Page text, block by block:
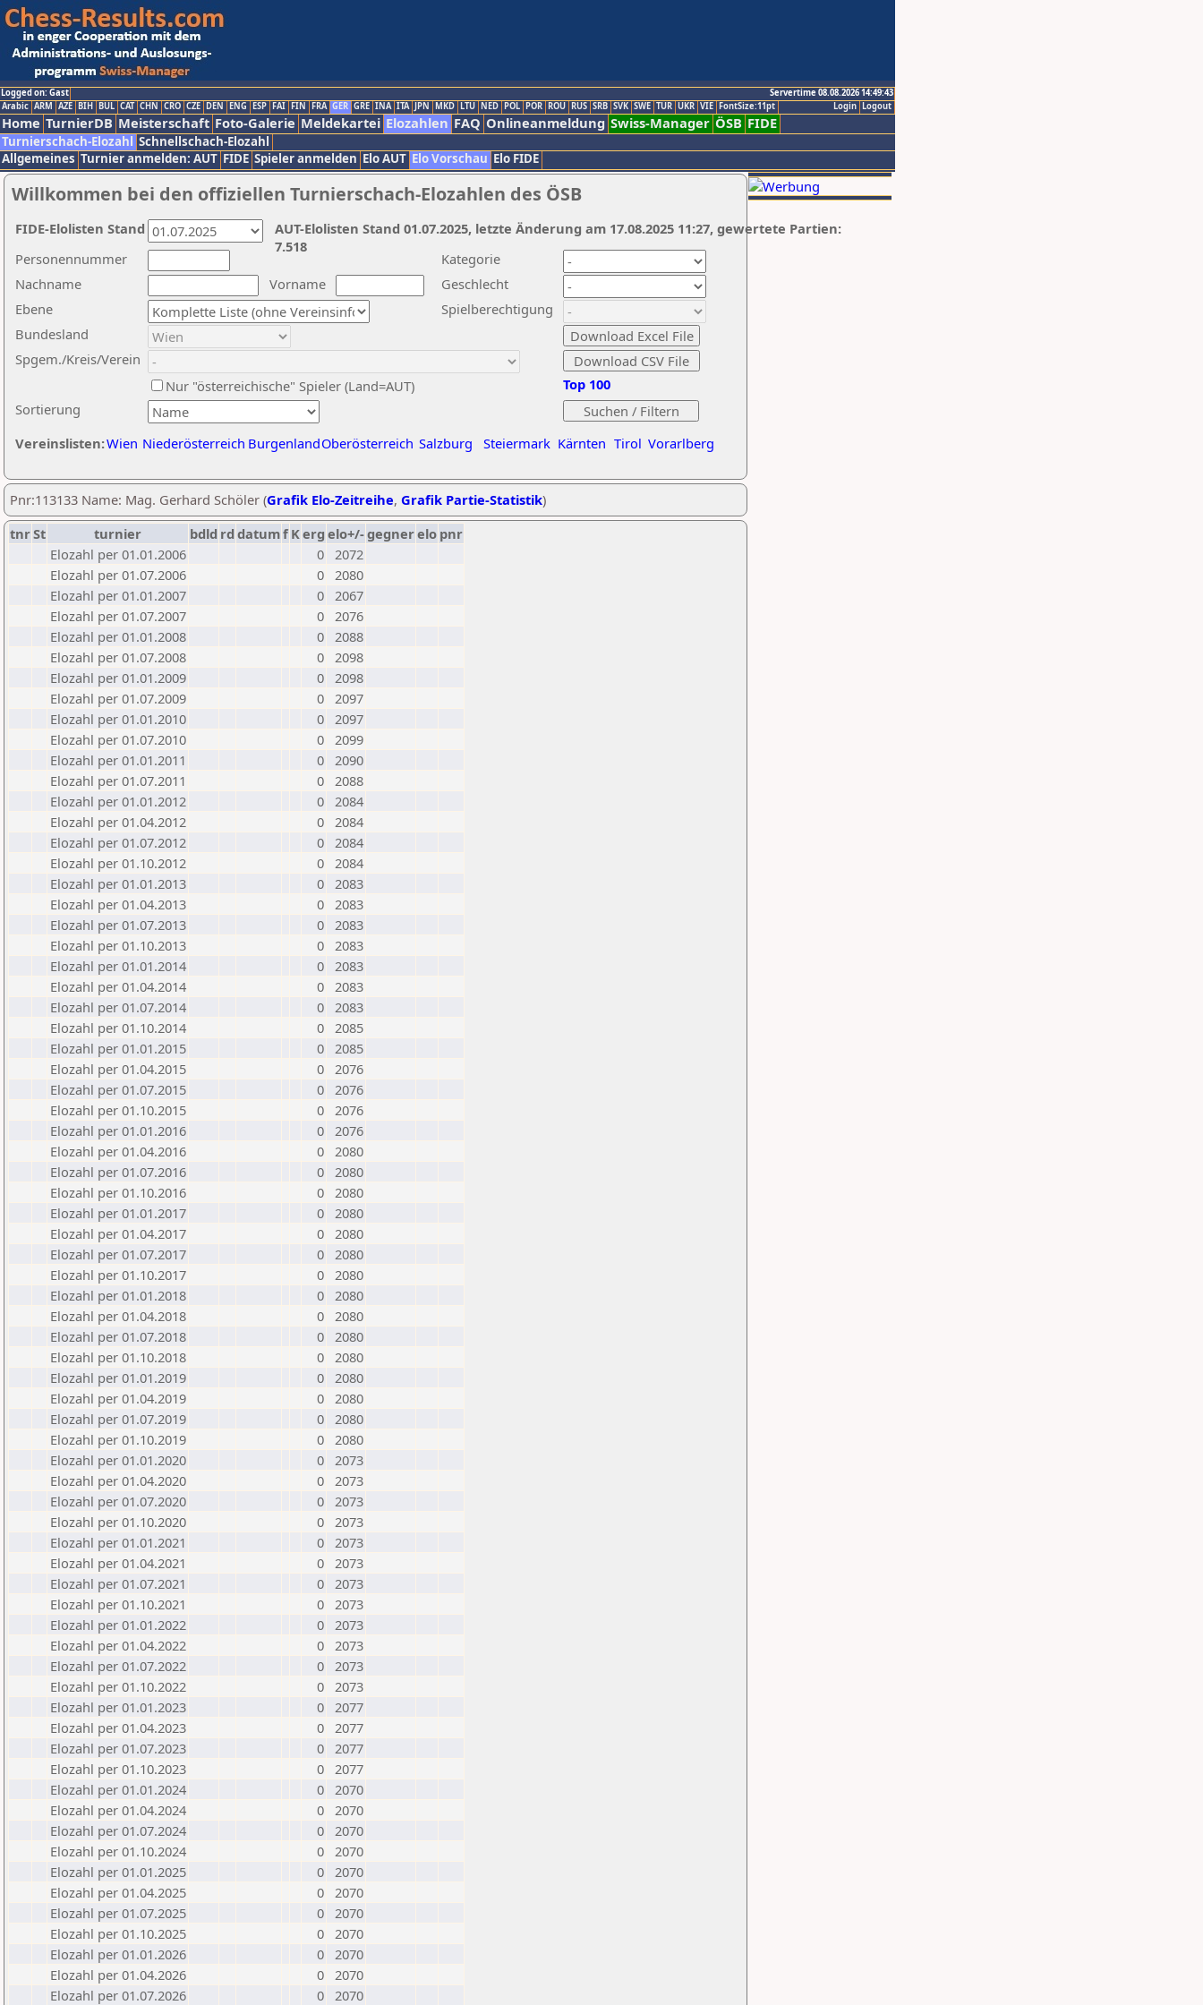
Logged on: Gast
Servertime 08.08.2026 14:49:43
Logout
Login
Arabic ARM AZE BIH BUL CAT CHN CRO CZE DEN ENG ESP FAI FIN FRA GER GRE INA ITA JPN MKD LTU NED POL POR ROU RUS SRB SVK SWE TUR UKR VIE FontSize:11pt
Home TurnierDB Meisterschaft Foto-Galerie Meldekartei Elozahlen FAQ Onlineanmeldung Swiss-Manager ÖSB FIDE
Turnierschach-Elozahl Schnellschach-Elozahl
Allgemeines Turnier anmelden: AUT FIDE Spieler anmelden Elo AUT Elo Vorschau Elo FIDE
Willkommen bei den offiziellen Turnierschach-Elozahlen des ÖSB
Nachname
Vorname
Ebene
Kategorie
Sortierung
Personennummer
Bundesland
Spgem./Kreis/Verein
Geschlecht
Nur "österreichische" Spieler (Land=AUT)
Spielberechtigung
Vereinslisten:Wien Niederösterreich BurgenlandOberösterreich Salzburg Steiermark Kärnten Tirol Vorarlberg
Top 100
AUT-Elolisten Stand 01.07.2025, letzte Änderung am 17.08.2025 11:27, gewertete Partien:
7.518
FIDE-Elolisten Stand
Pnr:113133 Name: Mag. Gerhard Schöler (Grafik Elo-Zeitreihe, Grafik Partie-Statistik)
tnrSt turnier bdld rd datumf Kerg elo+/-gegnerelo pnr
Elozahl per 01.01.2006
0 2072
Elozahl per 01.07.2006
0 2080
Elozahl per 01.01.2007
0 2067
Elozahl per 01.07.2007
0 2076
Elozahl per 01.01.2008
0 2088
Elozahl per 01.07.2008
0 2098
Elozahl per 01.01.2009
0 2098
Elozahl per 01.07.2009
0 2097
Elozahl per 01.01.2010
0 2097
Elozahl per 01.07.2010
0 2099
Elozahl per 01.01.2011
0 2090
Elozahl per 01.07.2011
0 2088
Elozahl per 01.01.2012
0 2084
Elozahl per 01.04.2012
0 2084
Elozahl per 01.07.2012
0 2084
Elozahl per 01.10.2012
0 2084
Elozahl per 01.01.2013
0 2083
Elozahl per 01.04.2013
0 2083
Elozahl per 01.07.2013
0 2083
Elozahl per 01.10.2013
0 2083
Elozahl per 01.01.2014
0 2083
Elozahl per 01.04.2014
0 2083
Elozahl per 01.07.2014
0 2083
Elozahl per 01.10.2014
0 2085
Elozahl per 01.01.2015
0 2085
Elozahl per 01.04.2015
0 2076
Elozahl per 01.07.2015
0 2076
Elozahl per 01.10.2015
0 2076
Elozahl per 01.01.2016
0 2076
Elozahl per 01.04.2016
0 2080
Elozahl per 01.07.2016
0 2080
Elozahl per 01.10.2016
0 2080
Elozahl per 01.01.2017
0 2080
Elozahl per 01.04.2017
0 2080
Elozahl per 01.07.2017
0 2080
Elozahl per 01.10.2017
0 2080
Elozahl per 01.01.2018
0 2080
Elozahl per 01.04.2018
0 2080
Elozahl per 01.07.2018
0 2080
Elozahl per 01.10.2018
0 2080
Elozahl per 01.01.2019
0 2080
Elozahl per 01.04.2019
0 2080
Elozahl per 01.07.2019
0 2080
Elozahl per 01.10.2019
0 2080
Elozahl per 01.01.2020
0 2073
Elozahl per 01.04.2020
0 2073
Elozahl per 01.07.2020
0 2073
Elozahl per 01.10.2020
0 2073
Elozahl per 01.01.2021
0 2073
Elozahl per 01.04.2021
0 2073
Elozahl per 01.07.2021
0 2073
Elozahl per 01.10.2021
0 2073
Elozahl per 01.01.2022
0 2073
Elozahl per 01.04.2022
0 2073
Elozahl per 01.07.2022
0 2073
Elozahl per 01.10.2022
0 2073
Elozahl per 01.01.2023
0 2077
Elozahl per 01.04.2023
0 2077
Elozahl per 01.07.2023
0 2077
Elozahl per 01.10.2023
0 2077
Elozahl per 01.01.2024
0 2070
Elozahl per 01.04.2024
0 2070
Elozahl per 01.07.2024
0 2070
Elozahl per 01.10.2024
0 2070
Elozahl per 01.01.2025
0 2070
Elozahl per 01.04.2025
0 2070
Elozahl per 01.07.2025
0 2070
Elozahl per 01.10.2025
0 2070
Elozahl per 01.01.2026
0 2070
Elozahl per 01.04.2026
0 2070
Elozahl per 01.07.2026
0 2070